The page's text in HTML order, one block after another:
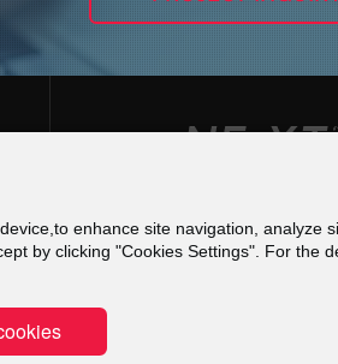
Υπηρεσίες (DSA) - Εκθέσεις
enhance site navigation, analyze
by clicking "Cookies Settings". For the